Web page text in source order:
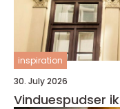
inspiration
30. July 2026